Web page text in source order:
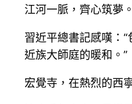
江河一脈，齊心筑夢
習近平總書記感嘆：
近族大師庭的暖和。”
宏覺寺，在熱烈的西